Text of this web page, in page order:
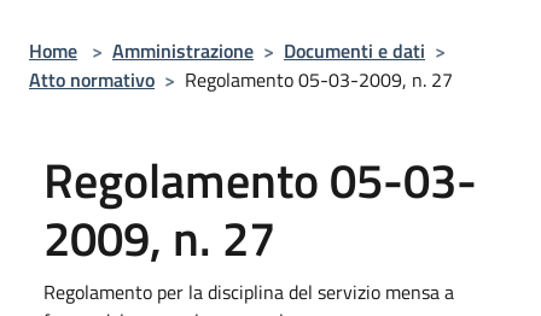
Home > Amministrazione > Documenti e dati >
Atto normativo > Regolamento 05-03-2009, n. 27
Regolamento 05-03-
2009, n. 27
Regolamento per la disciplina del servizio mensa a